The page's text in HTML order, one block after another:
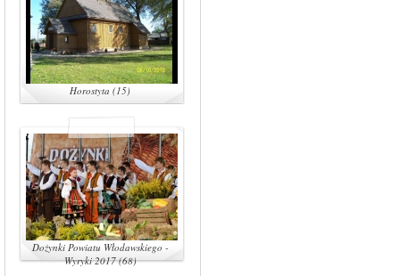
Horostyta (15)
Dożynki Powiatu Włodawskiego -
Wyryki 2017 (68)